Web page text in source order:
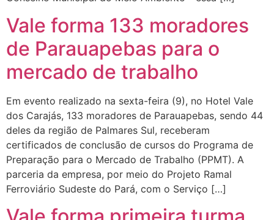
Vale forma 133 moradores
de Parauapebas para o
mercado de trabalho
Em evento realizado na sexta-feira (9), no Hotel Vale
dos Carajás, 133 moradores de Parauapebas, sendo 44
deles da região de Palmares Sul, receberam
certificados de conclusão de cursos do Programa de
Preparação para o Mercado de Trabalho (PPMT). A
parceria da empresa, por meio do Projeto Ramal
Ferroviário Sudeste do Pará, com o Serviço […]